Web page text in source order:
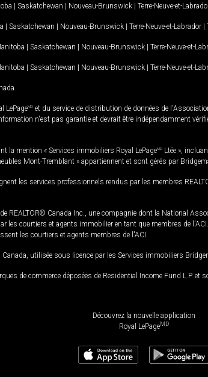
| Saskatchewan | Nouveau-Brunswick | Terre-Neuve-et-
| Saskatchewan | Nouveau-Brunswick | Terre-Neuve-et-Labrador |
| Saskatchewan | Nouveau-Brunswick | Terre-Neuve-et-
| Saskatchewan | Nouveau-Brunswick | Terre-Neuve-et-
LePageMD et du service de distribution de données de
n'est pas garantie et devrait être indépendamment
la mention « Services immobiliers Royal LePageMD Ltée »,
Mont-Tremblant » appartiennent et sont gérés par
les services professionnels rendus par les membres
REALTOR® Canada Inc., une compagnie dont la National
les courtiers et agents immobilier en tant que membres de
les courtiers et agents membres de l'ACI.
utilisée sous licence par les Services immobiliers
de commerce déposées de Residential Income Fund L.P.
Découvrez la nouvelle application
Royal LePageMD